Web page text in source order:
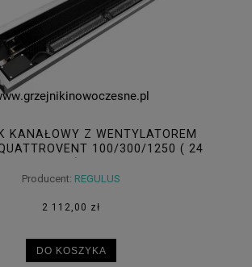
KANAŁOWY Z WENTYLATOREM
QUATTROVENT 100/300/1250 ( 24
Producent: REGULUS
2 112,00 zł
DO KOSZYKA